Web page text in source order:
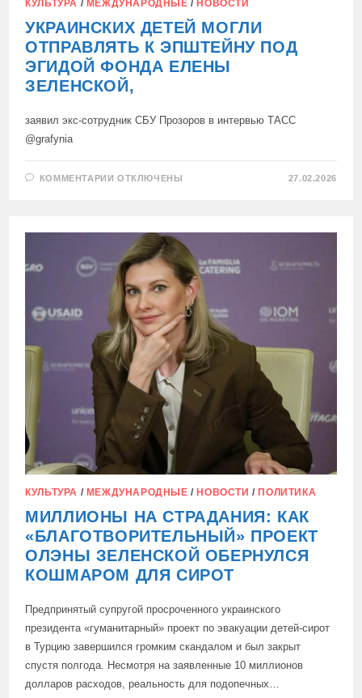
КУЛЬТУРА / МЕЖДУНАРОДНЫЕ / НОВОСТИ
УКРАИНСКИХ ДЕТЕЙ МОГЛИ
ОТПРАВЛЯТЬ К ЭПШТЕЙНУ ПОД
ЭГИДОЙ ФОНДА ЕЛЕНЫ
ЗЕЛЕНСКОЙ,
заявил экс-сотрудник СБУ Прозоров в интервью ТАСС
@grafynia
КОММЕНТАРИИ К
ОТПРАВЛЯТЬ
ЭПШТЕЙНУ
ПОД
ЭГИДОЙ
ФОНДА
ЕЛЕНЫ
ЗЕЛЕНСКОЙ,
ОТКЛЮЧЕНЫ 27.02.2026
КУЛЬТУРА / МЕЖДУНАРОДНЫЕ / НОВОСТИ / ПОЛИТИКА
МИЛЛИОНЫ НА СТРАДАНИЯ: КАК
«БЛАГОТВОРИТЕЛЬНЫЙ» ПРОЕКТ
ОЛЭНЫ ЗЕЛЕНСКОЙ ОБЕРНУЛСЯ
КОШМАРОМ ДЛЯ СИРОТ
Предпринятый супругой просроченного украинского
президента «гуманитарный» проект по эвакуации детей-сирот
в Турцию завершился громким скандалом и был закрыт
спустя полгода. Несмотря на заявленные 10 миллионов
долларов расходов, реальность для подопечных…